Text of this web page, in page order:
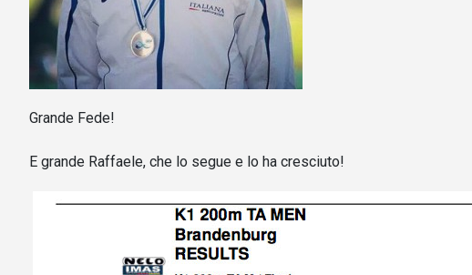
Grande Fede!
E grande Raffaele, che lo segue e lo ha cresciuto!